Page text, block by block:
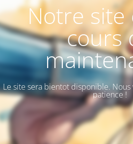
Notre site
cours
Le site sera bientot disponible. Nous
patience !